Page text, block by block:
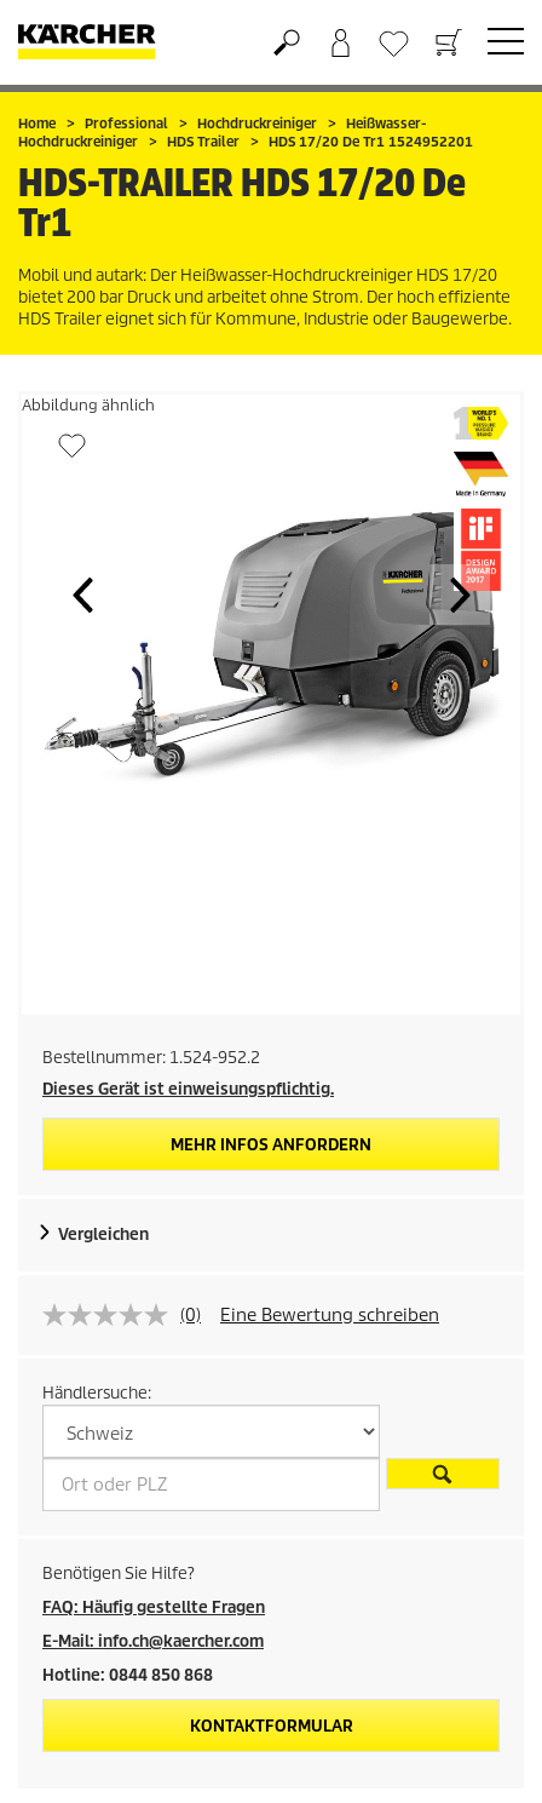
Warenkorb
Wunschliste
Home Professional Hochdruckreiniger
Heißwasser-
Hochdruckreiniger
HDS Trailer HDS 17/20 De Tr1 1524952201
HDS-TRAILERHDS 17/20 De
Tr1
Mobil und autark: Der Heißwasser-Hochdruckreiniger HDS 17/20
bietet 200 bar Druck und arbeitet ohne Strom. Der hoch effiziente
HDS Trailer eignet sich für Kommune, Industrie oder Baugewerbe.
Abbildung ähnlich
Bestellnummer: 1.524-952.2
Dieses Gerät ist einweisungspflichtig.
MEHR INFOS ANFORDERN
Vergleichen
(0) Eine Bewertung schreiben
Händlersuche:
Benötigen Sie Hilfe?
FAQ: Häufig gestellte Fragen
E-Mail: info.ch@kaercher.com
Hotline: 0844 850 868
KONTAKTFORMULAR